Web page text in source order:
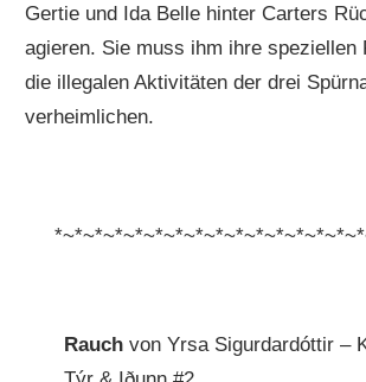
Gertie und Ida Belle hinter Carters
agieren. Sie muss ihm ihre speziellen
die illegalen Aktivitäten der drei
verheimlichen.
Rauch von Yrsa Sigurdardóttir –